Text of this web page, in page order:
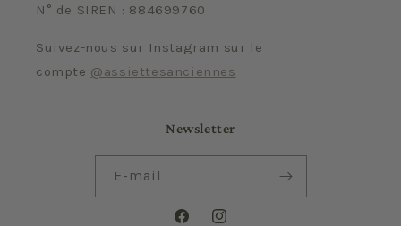
N° de SIREN : 884699760
Suivez-nous sur Instagram sur le
compte @assiettesanciennes
Newsletter
E-mail